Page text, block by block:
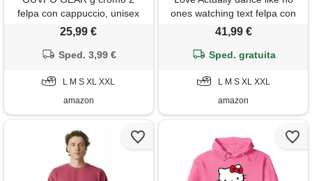
felpa con cappuccio, unisex
per adulti, rosa acceso, xxl
25,99 €
Sped. 3,99 €
L M S XL XXL
amazon
ones watching text felpa con
cappuccio, unisex per adulti,
41,99 €
Sped. gratuita
L M S XL XXL
amazon